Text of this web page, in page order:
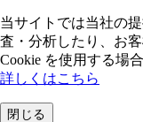
当サイトでは当社の
査・分析したり、お
Cookie を使⽤する場
詳しくはこちら
閉じる